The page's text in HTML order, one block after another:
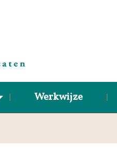
Werkwijze